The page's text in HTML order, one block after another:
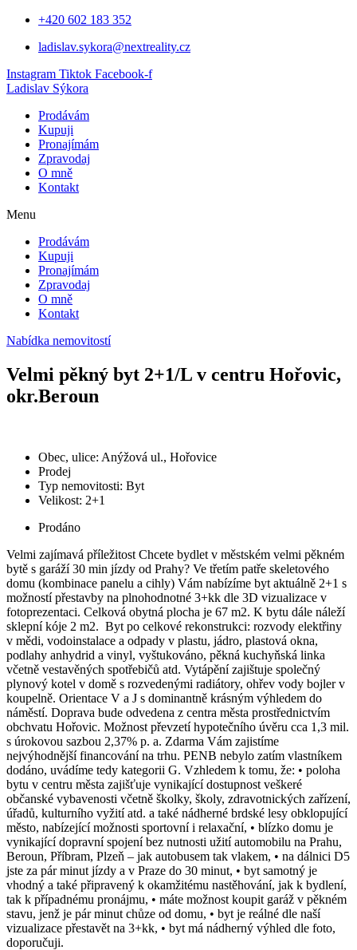
Přejít
obsahu
+420 602 183 352
ladislav.sykora@nextreality.cz
Instagram Tiktok Facebook-f
Ladislav Sýkora
Prodávám
Kupuji
Pronajímám
Zpravodaj
O mně
Kontakt
Menu
Prodávám
Kupuji
Pronajímám
Zpravodaj
O mně
Kontakt
Nabídka nemovitostí
Velmi pěkný byt 2+1/L v centru Hořovic,
okr.Beroun
Obec, ulice: Anýžová ul., Hořovice
Prodej
Typ nemovitosti: Byt
Velikost: 2+1
Prodáno
Velmi zajímavá příležitost Chcete bydlet v městském velmi pěkném
bytě s garáží 30 min jízdy od Prahy? Ve třetím patře skeletového
domu (kombinace panelu a cihly) Vám nabízíme byt aktuálně 2+1 s
možností přestavby na plnohodnotné 3+kk dle 3D vizualizace v
fotoprezentaci. Celková obytná plocha je 67 m2. K bytu dále náleží
sklepní kóje 2 m2. Byt po celkové rekonstrukci: rozvody elektřiny
v mědi, vodoinstalace a odpady v plastu, jádro, plastová okna,
podlahy anhydrid a vinyl, vyštukováno, pěkná kuchyňská linka
včetně vestavěných spotřebičů atd. Vytápění zajištuje společný
plynový kotel v domě s rozvedenými radiátory, ohřev vody bojler v
koupelně. Orientace V a J s dominantně krásným výhledem do
náměstí. Doprava bude odvedena z centra města prostřednictvím
obchvatu Hořovic. Možnost převzetí hypotečního úvěru cca 1,3 mil.
s úrokovou sazbou 2,37% p. a. Zdarma Vám zajistíme
nejvýhodnější financování na trhu. PENB nebylo zatím vlastníkem
dodáno, uvádíme tedy kategorii G. Vzhledem k tomu, že: • poloha
bytu v centru města zajišťuje vynikající dostupnost veškeré
občanské vybavenosti včetně školky, školy, zdravotnických zařízení,
úřadů, kulturního vyžití atd. a také nádherné brdské lesy obklopující
město, nabízející možnosti sportovní i relaxační, • blízko domu je
vynikající dopravní spojení bez nutnosti užití automobilu na Prahu,
Beroun, Příbram, Plzeň – jak autobusem tak vlakem, • na dálnici D5
jste za pár minut jízdy a v Praze do 30 minut, • byt samotný je
vhodný a také připravený k okamžitému nastěhování, jak k bydlení,
tak k případnému pronájmu, • máte možnost koupit garáž v pěkném
stavu, jenž je pár minut chůze od domu, • byt je reálné dle naší
vizualizace přestavět na 3+kk, • byt má nádherný výhled dle foto,
doporučuji.